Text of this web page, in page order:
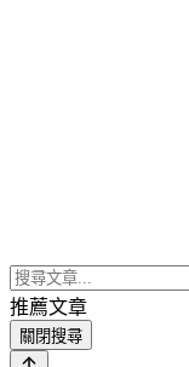
推薦文章
關閉搜尋